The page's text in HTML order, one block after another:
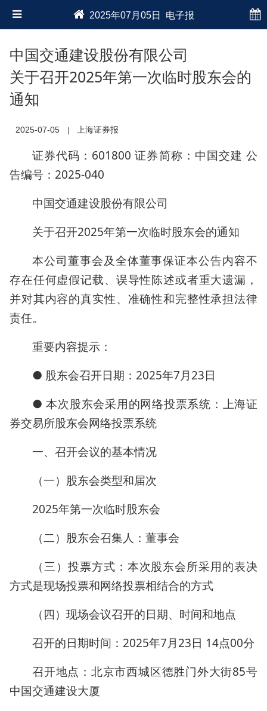
2025年07月05日 电子报
中国交通建设股份有限公司
关于召开2025年第一次临时股东会的
通知
2025-07-05 上海证券报
证券代码：601800 证券简称：中国交建 公
告编号：2025-040
中国交通建设股份有限公司
关于召开2025年第一次临时股东会的通知
本公司董事会及全体董事保证本公告内容不
存在任何虚假记载、误导性陈述或者重大遗漏，
并对其内容的真实性、准确性和完整性承担法律
责任。
重要内容提示：
● 股东会召开日期：2025年7月23日
● 本次股东会采用的网络投票系统：上海证
券交易所股东会网络投票系统
一、召开会议的基本情况
（一）股东会类型和届次
2025年第一次临时股东会
（二）股东会召集人：董事会
（三）投票方式：本次股东会所采用的表决
方式是现场投票和网络投票相结合的方式
（四）现场会议召开的日期、时间和地点
召开的日期时间：2025年7月23日 14点00分
召开地点：北京市西城区德胜门外大街85号
中国交通建设大厦